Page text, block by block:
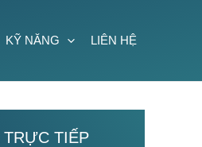
KỸ NĂNG LIÊN HỆ
TRỰC TIẾP